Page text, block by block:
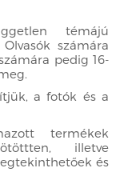
témájú
számára
pedig 16-
a fotók és a
termékek
illetve
és